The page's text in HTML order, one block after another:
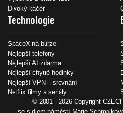
Divoký kačer
Technologie
SpaceX na burze
Nejlepší telefony
Nejlepší AI zdarma
Nejlepší chytré hodinky
Nejlepší VPN – srovnání
Netflix filmy a seriály
© 2001 - 2026 Copyright
se sídlem náměstí Marie